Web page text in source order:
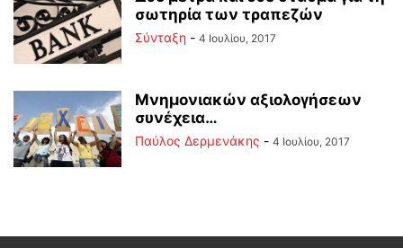
σωτηρία των τραπεζών
Σύνταξη - 4 Ιουλίου, 2017
Μνημονιακών αξιολογήσεων
συνέχεια…
Παύλος Δερμενάκης - 4 Ιουλίου, 2017